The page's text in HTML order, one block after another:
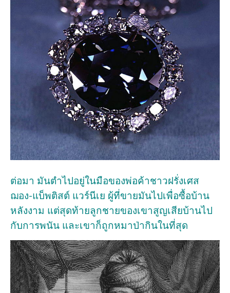
ต่อมา มันตำไปอยู่ในมือของพ่อค้าชาวฝรั่งเศส
ฌอง-แบ็พติสต์ แวร์นีเย ผู้ที่ขายมันไปเพื่อซื้อบ้าน
หลังงาม แต่สุดท้ายลูกชายของเขาสูญเสียบ้านไป
กับการพนัน และเขาก็ถูกหมาป่ากินในที่สุด